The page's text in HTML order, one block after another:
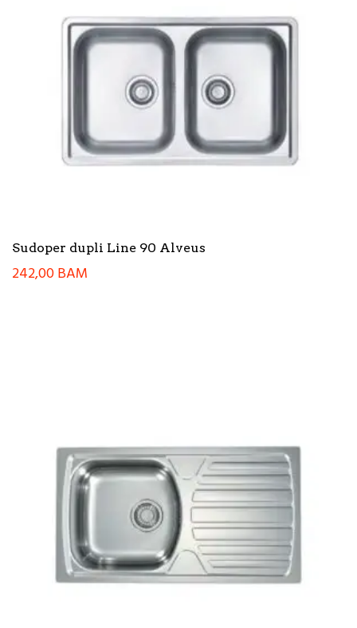
Sudoper dupli Line 90 Alveus
242,00BAM